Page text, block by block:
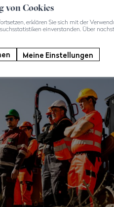
von Cookies
erklären Sie sich mit der
einverstanden. Über
Meine Einstellungen